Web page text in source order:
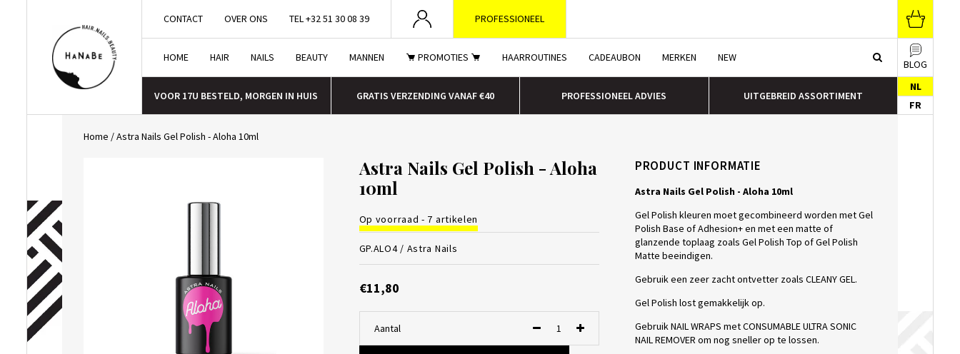
CONTACT OVER ONS TEL +32 51 30 08 39 PROFESSIONEEL
HOME HAIR NAILS BEAUTY MANNEN PROMOTIES HAARROUTINES CADEAUBON MERKEN NEW
BLOG
VOOR 17U BESTELD, MORGEN IN HUIS GRATIS VERZENDING VANAF €40 PROFESSIONEEL ADVIES UITGEBREID ASSORTIMENT
NL
FR
Home /Astra Nails Gel Polish - Aloha 10ml
Astra Nails Gel Polish - Aloha
10ml
Op voorraad - 7 artikelen
GP.ALO4 / Astra Nails
€11,80
Aantal
PRODUCT INFORMATIE
Astra Nails Gel Polish - Aloha 10ml
Gel Polish kleuren moet gecombineerd worden met Gel
Polish Base of Adhesion+ en met een matte of
glanzende toplaag zoals Gel Polish Top of Gel Polish
Matte beeindigen.
Gebruik een zeer zacht ontvetter zoals CLEANY GEL.
Gel Polish lost gemakkelijk op.
Gebruik NAIL WRAPS met CONSUMABLE ULTRA SONIC
NAIL REMOVER om nog sneller op te lossen.